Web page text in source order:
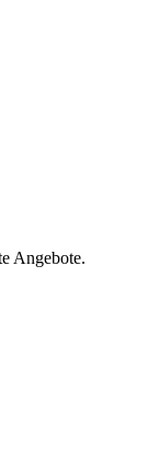
Angebote.